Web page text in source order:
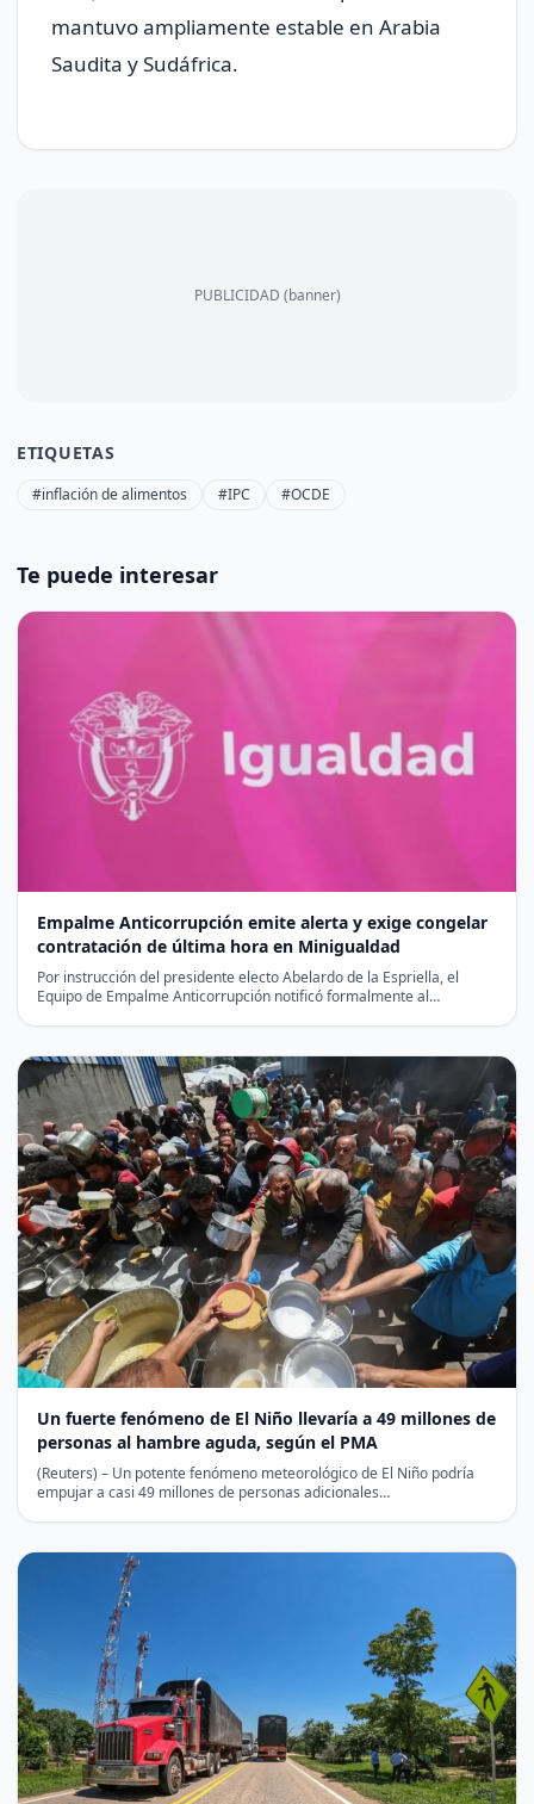
mantuvo ampliamente estable en Arabia
Saudita y Sudáfrica.
PUBLICIDAD (banner)
ETIQUETAS
#inflación de alimentos #IPC #OCDE
Te puede interesar
Empalme Anticorrupción emite alerta y exige congelar
contratación de última hora en Minigualdad
Por instrucción del presidente electo Abelardo de la Espriella, el
Equipo de Empalme Anticorrupción notificó formalmente al
Un fuerte fenómeno de El Niño llevaría a 49 millones de
personas al hambre aguda, según el PMA
(Reuters) – Un potente fenómeno meteorológico de El Niño podría
empujar a casi 49 millones de personas adicionales…